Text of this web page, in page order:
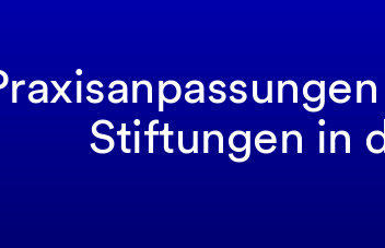
Stiftungen in